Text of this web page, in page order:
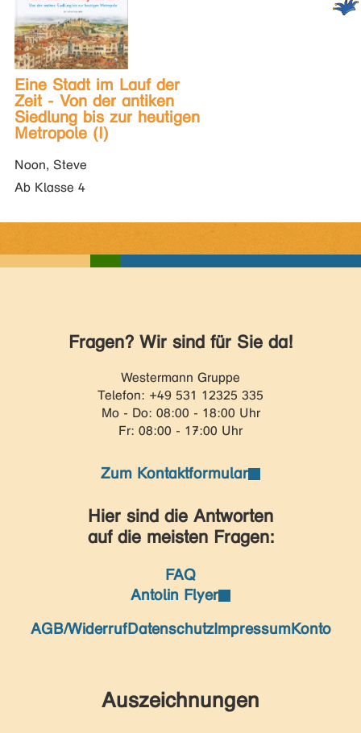
Eine Stadt im Lauf der
Zeit - Von der antiken
Siedlung bis zur heutigen
Metropole (I)
Noon, Steve
Ab Klasse 4